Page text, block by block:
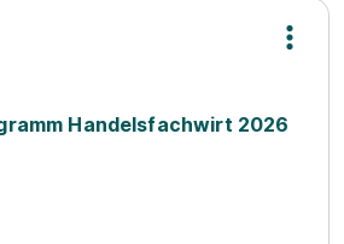
Handelsfachwirt 2026